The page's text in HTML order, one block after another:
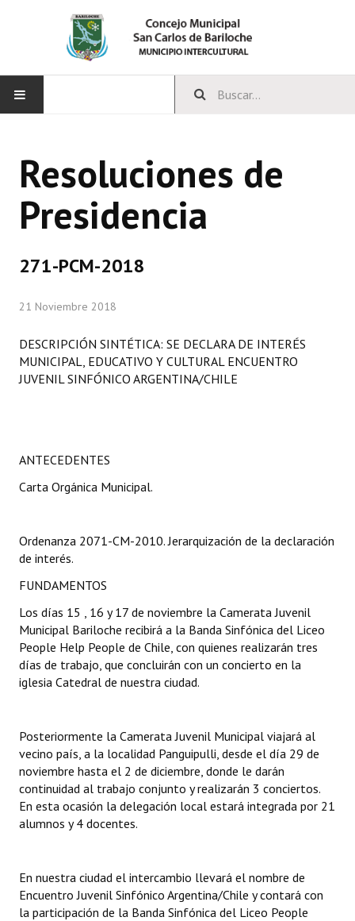
CONCEJO
Bloques Políticos
Comisiones Permanentes
Comisiones Especiales
Concejales Mandato Cumplido
Programas
Reglamento Interno
Organigrama
DOCUMENTOS
Informes de Gestión
Dictámenes Asesoría Letrada
Actas de Sesión
Informes de Unidad Coordinadora
Actas de Audiencias Públicas
NORMATIVA
Resoluciones de
Presidencia
271-PCM-2018
21 Noviembre 2018
DESCRIPCIÓN SINTÉTICA: SE DECLARA DE INTERÉS
MUNICIPAL, EDUCATIVO Y CULTURAL ENCUENTRO
JUVENIL SINFÓNICO ARGENTINA/CHILE
ANTECEDENTES
Carta Orgánica Municipal.
Ordenanza 2071-CM-2010. Jerarquización de la declaración
de interés.
FUNDAMENTOS
Los días 15 , 16 y 17 de noviembre la Camerata Juvenil
Municipal Bariloche recibirá a la Banda Sinfónica del Liceo
People Help People de Chile, con quienes realizarán tres
días de trabajo, que concluirán con un concierto en la
iglesia Catedral de nuestra ciudad.
Posteriormente la Camerata Juvenil Municipal viajará al
vecino país, a la localidad Panguipulli, desde el día 29 de
noviembre hasta el 2 de diciembre, donde le darán
continuidad al trabajo conjunto y realizarán 3 conciertos.
En esta ocasión la delegación local estará integrada por 21
alumnos y 4 docentes.
En nuestra ciudad el intercambio llevará el nombre de
Encuentro Juvenil Sinfónico Argentina/Chile y contará con
la participación de la Banda Sinfónica del Liceo People